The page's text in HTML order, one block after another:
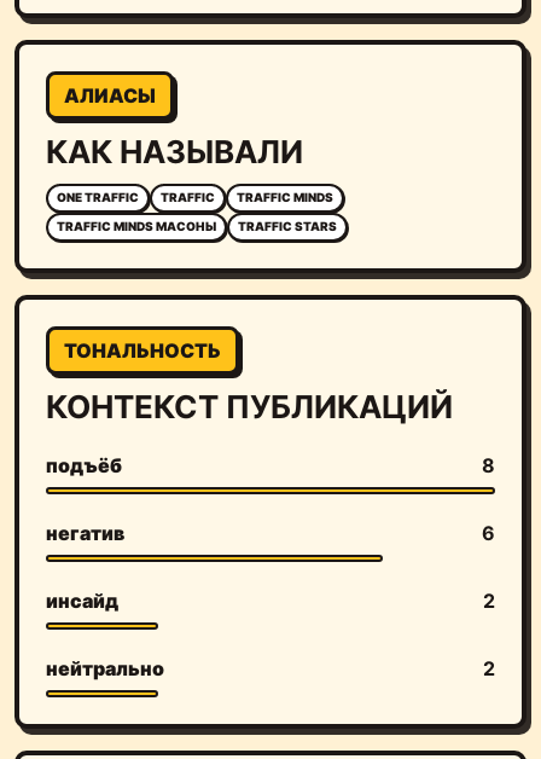
АЛИАСЫ
КАК НАЗЫВАЛИ
ONE TRAFFIC TRAFFIC
TRAFFIC MINDS
TRAFFIC MINDS МАСОНЫ
TRAFFIC STARS
ТОНАЛЬНОСТЬ
КОНТЕКСТ ПУБЛИКАЦИЙ
подъёб 8
негатив 6
инсайд 2
нейтрально 2